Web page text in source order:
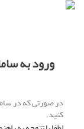
ورود به
در صورتی که در
کنید.